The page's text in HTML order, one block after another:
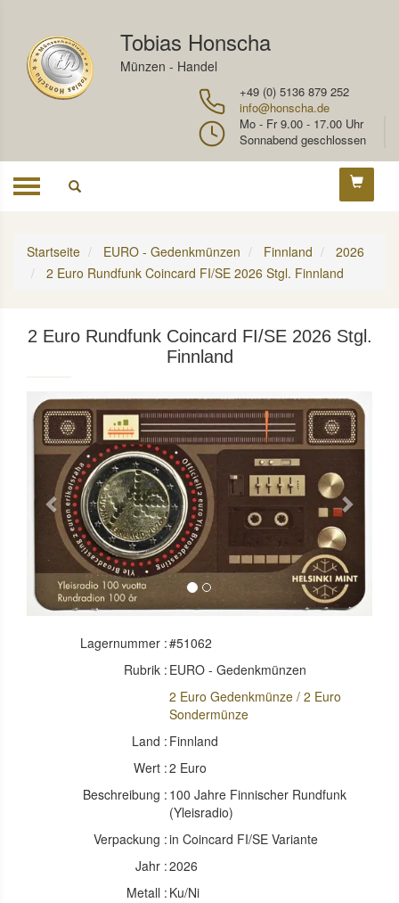
Tobias Honscha
Münzen - Handel
+49 (0) 5136 879 252
info@honscha.de
Mo - Fr 9.00 - 17.00 Uhr
Sonnabend geschlossen
Toggle
Startseite EURO - Gedenkmünzen Finnland
2026
2 Euro Rundfunk Coincard FI/SE 2026 Stgl. Finnland
2 Euro Rundfunk Coincard FI/SE 2026 Stgl.
Finnland
Previous Next
Lagernummer :#51062
Rubrik : EURO - Gedenkmünzen
2 Euro Gedenkmünze / 2 Euro
Sondermünze
Land : Finnland
Wert :2 Euro
Beschreibung : 100 Jahre Finnischer Rundfunk
(Yleisradio)
Verpackung :in Coincard FI/SE Variante
Jahr :2026
Metall : Ku/Ni